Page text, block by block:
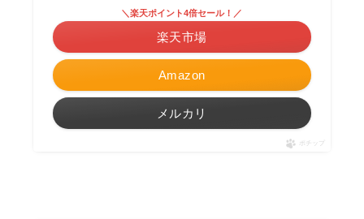
Amazon
＼楽天ポイント4倍セール！／
楽天市場
メルカリ
ポチップ